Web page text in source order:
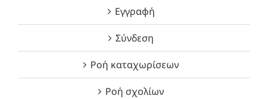
Εγγραφή
Σύνδεση
Ροή καταχωρίσεων
Ροή σχολίων